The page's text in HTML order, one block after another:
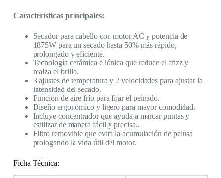
Características principales:
Secador para cabello con motor AC y potencia de
1875W para un secado hasta 50% más rápido,
prolongado y eficiente.
Tecnología cerámica e iónica que reduce el frizz y
realza el brillo.
3 ajustes de temperatura y 2 velocidades para ajustar la
intensidad del secado.
Función de aire frío para fijar el peinado.
Diseño ergonómico y ligero para mayor comodidad.
Incluye concentrador que ayuda a marcar puntas y
estilizar de manera fácil y precisa..
Filtro removible que evita la acumulación de pelusa
prologando la vida útil del motor.
Ficha Técnica: